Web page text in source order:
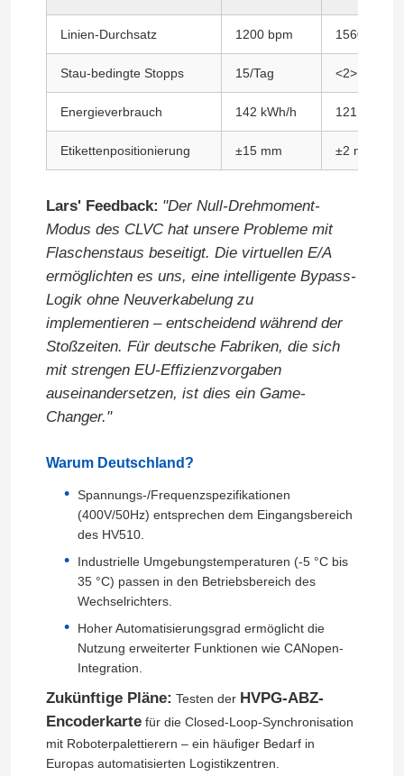
Vektor-Frequenzumrichter
VFD-Frequenzumrichter
Variabler Frequenzantrieb für Kran
Ladestation für Elektrofahrzeuge mit erneuerbarer
Solaroptimierer
Linien-Durchsatz 1200 bpm 1560 bpm
Stau-bedingte Stopps 15/Tag <2>
Energieverbrauch 142 kWh/h 121 kWh/h
Etikettenpositionierung ±15 mm ±2 mm
Lars' Feedback: "Der Null-Drehmoment-
Modus des CLVC hat unsere Probleme mit
Flaschenstaus beseitigt. Die virtuellen E/A
ermöglichten es uns, eine intelligente Bypass-
Logik ohne Neuverkabelung zu
implementieren – entscheidend während der
Stoßzeiten. Für deutsche Fabriken, die sich
mit strengen EU-Effizienzvorgaben
auseinandersetzen, ist dies ein Game-
Changer."
Warum Deutschland?
Spannungs-/Frequenzspezifikationen
(400V/50Hz) entsprechen dem Eingangsbereich
des HV510.
Industrielle Umgebungstemperaturen (-5 °C bis
35 °C) passen in den Betriebsbereich des
Wechselrichters.
Hoher Automatisierungsgrad ermöglicht die
Nutzung erweiterter Funktionen wie CANopen-
Integration.
Zukünftige Pläne: Testen der HVPG-ABZ-
Encoderkartefür die Closed-Loop-Synchronisation
mit Roboterpalettierern – ein häufiger Bedarf in
Europas automatisierten Logistikzentren.